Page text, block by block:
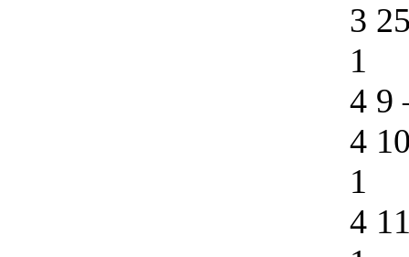
3
1
4 9
4
1
4